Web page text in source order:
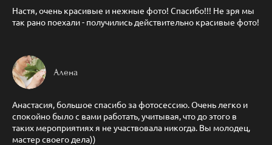
Настя, очень красивые и нежные фото! Спасибо!!! Не зря мы
так рано поехали - получились действительно красивые фото!
Алена
Анастасия, большое спасибо за фотосессию. Очень легко и
спокойно было с вами работать, учитывая, что до этого в
таких мероприятиях я не участвовала никогда. Вы молодец,
мастер своего дела))